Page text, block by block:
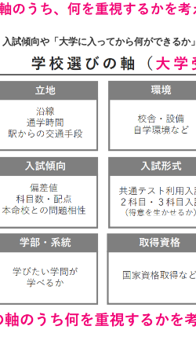
入試傾向や「大学に入ってから何ができるか」